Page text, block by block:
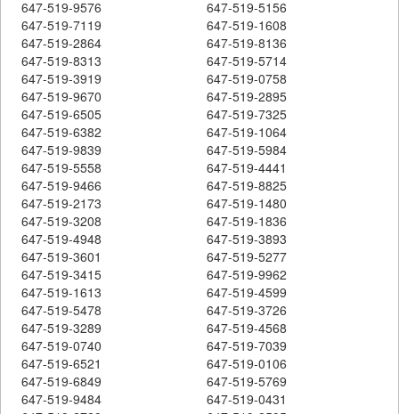
647-519-9576
647-519-5156
647-519-7119
647-519-1608
647-519-2864
647-519-8136
647-519-8313
647-519-5714
647-519-3919
647-519-0758
647-519-9670
647-519-2895
647-519-6505
647-519-7325
647-519-6382
647-519-1064
647-519-9839
647-519-5984
647-519-5558
647-519-4441
647-519-9466
647-519-8825
647-519-2173
647-519-1480
647-519-3208
647-519-1836
647-519-4948
647-519-3893
647-519-3601
647-519-5277
647-519-3415
647-519-9962
647-519-1613
647-519-4599
647-519-5478
647-519-3726
647-519-3289
647-519-4568
647-519-0740
647-519-7039
647-519-6521
647-519-0106
647-519-6849
647-519-5769
647-519-9484
647-519-0431